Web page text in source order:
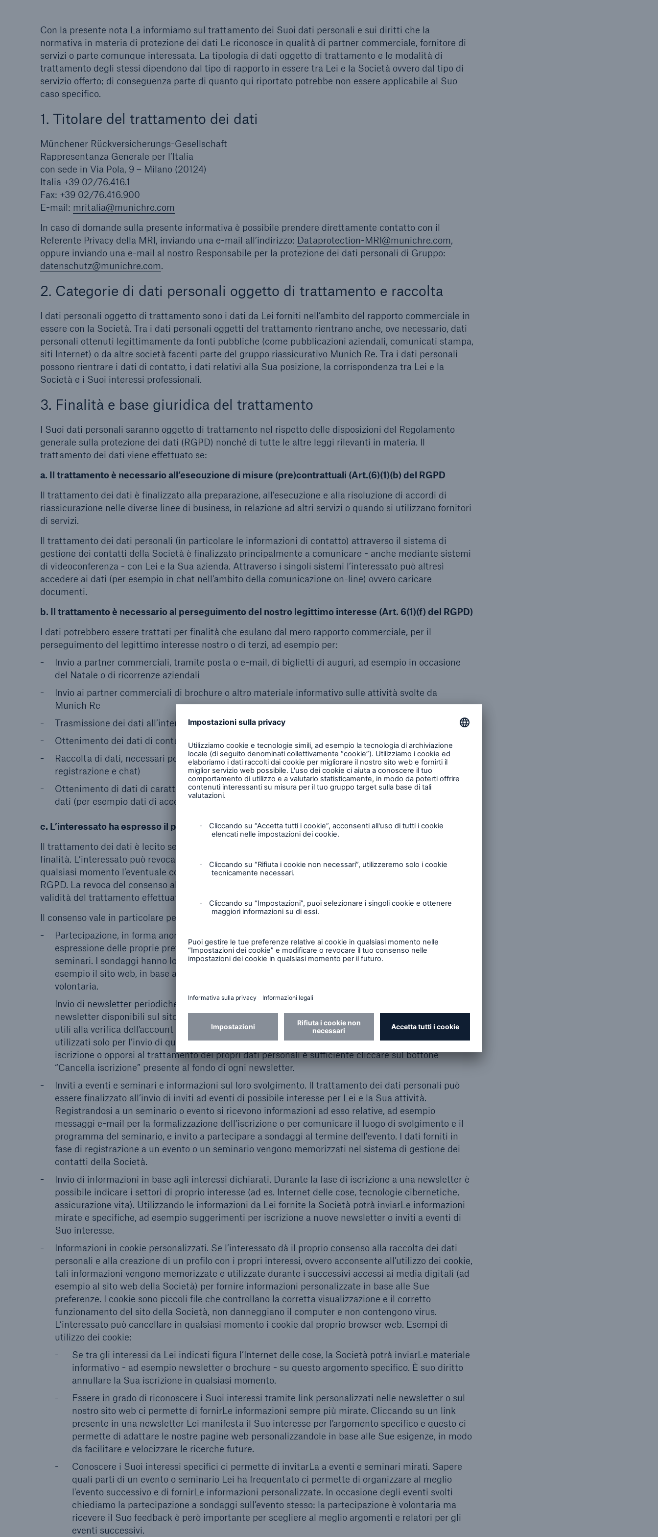
Con la presente nota La informiamo sul trattamento dei Suoi dati personali e sui diritti che la
normativa in materia di protezione dei dati Le riconosce in qualità di partner commerciale, fornitore di
servizi o parte comunque interessata. La tipologia di dati oggetto di trattamento e le modalità di
trattamento degli stessi dipendono dal tipo di rapporto in essere tra Lei e la Società ovvero dal tipo di
servizio offerto; di conseguenza parte di quanto qui riportato potrebbe non essere applicabile al Suo
caso specifico.
1. Titolare del trattamento dei dati
Münchener Rückversicherungs-Gesellschaft
Rappresentanza Generale per l’Italia
con sede in Via Pola, 9 – Milano (20124)
Italia +39 02/76.416.1
Fax: +39 02/76.416.900
E-mail: mritalia@munichre.com
In caso di domande sulla presente informativa è possibile prendere direttamente contatto con il
Referente Privacy della MRI, inviando una e-mail all’indirizzo: Dataprotection-MRI@munichre.com,
oppure inviando una e-mail al nostro Responsabile per la protezione dei dati personali di Gruppo:
datenschutz@munichre.com.
2. Categorie di dati personali oggetto di trattamento e raccolta
I dati personali oggetto di trattamento sono i dati da Lei forniti nell’ambito del rapporto commerciale in
essere con la Società. Tra i dati personali oggetti del trattamento rientrano anche, ove necessario, dati
personali ottenuti legittimamente da fonti pubbliche (come pubblicazioni aziendali, comunicati stampa,
siti Internet) o da altre società facenti parte del gruppo riassicurativo Munich Re. Tra i dati personali
possono rientrare i dati di contatto, i dati relativi alla Sua posizione, la corrispondenza tra Lei e la
Società e i Suoi interessi professionali.
3. Finalità e base giuridica del trattamento
I Suoi dati personali saranno oggetto di trattamento nel rispetto delle disposizioni del Regolamento
generale sulla protezione dei dati (RGPD) nonché di tutte le altre leggi rilevanti in materia. Il
trattamento dei dati viene effettuato se:
a. Il trattamento è necessario all’esecuzione di misure (pre)contrattuali (Art.(6)(1)(b) del RGPD
Il trattamento dei dati è finalizzato alla preparazione, all’esecuzione e alla risoluzione di accordi di
riassicurazione nelle diverse linee di business, in relazione ad altri servizi o quando si utilizzano fornitori
di servizi.
Il trattamento dei dati personali (in particolare le informazioni di contatto) attraverso il sistema di
gestione dei contatti della Società è finalizzato principalmente a comunicare - anche mediante sistemi
di videoconferenza - con Lei e la Sua azienda. Attraverso i singoli sistemi l’interessato può altresì
accedere ai dati (per esempio in chat nell’ambito della comunicazione on-line) ovvero caricare
documenti.
b. Il trattamento è necessario al perseguimento del nostro legittimo interesse (Art. 6(1)(f) del RGPD)
I dati potrebbero essere trattati per finalità che esulano dal mero rapporto commerciale, per il
perseguimento del legittimo interesse nostro o di terzi, ad esempio per:
Invio a partner commerciali, tramite posta o e-mail, di biglietti di auguri, ad esempio in occasione
del Natale o di ricorrenze aziendali
Invio ai partner commerciali di brochure o altro materiale informativo sulle attività svolte da
Munich Re
Trasmissione dei dati all’interno del Gruppo Munich Re nel sistema di gestione dei contatti
Ottenimento dei dati di contatto usando fonti disponibili pubblicamente
Raccolta di dati, necessari per consentire la partecipazione a eventi online (ad esempio, dati di
registrazione e chat)
Ottenimento di dati di carattere tecnico relativi alla comunicazione elettronica e allo scambio di
dati (per esempio dati di accesso)
c. L’interessato ha espresso il proprio consenso (Art. 6(1)(a) del RGPD)
Il trattamento dei dati è lecito se l’interessato ha espresso il proprio consenso per una o più specifiche
finalità. L’interessato può revocare il proprio consenso in qualsiasi momento; può revocare altresì in
qualsiasi momento l’eventuale consenso fornito prima del 25 maggio 2018, data di entrata in vigore del
RGPD. La revoca del consenso al trattamento dei dati vale tuttavia per il futuro e non inficia quindi la
validità del trattamento effettuato prima della revoca stessa.
Il consenso vale in particolare per:
Partecipazione, in forma anonima e non, a sondaggi per il miglioramento dei servizi offerti;
espressione delle proprie preferenze (argomenti trattati, relatori, eccetera) in occasione di eventi e
seminari. I sondaggi hanno lo scopo di ottimizzare gli strumenti di comunicazione della Società, ad
esempio il sito web, in base alle effettive esigenze degli utenti. La partecipazione ai sondaggi è
volontaria.
Invio di newsletter periodiche contenenti novità e informazioni su Munich Re. Per ricevere una delle
newsletter disponibili sul sito della Società è necessario fornire un indirizzo e-mail, le informazioni
utili alla verifica dell'account indicato e il consenso all’invio della newsletter. I dati forniti vengono
utilizzati solo per l’invio di quanto da Lei richiesto in fase di registrazione. Per annullare la propria
iscrizione o opporsi al trattamento dei propri dati personali è sufficiente cliccare sul bottone
“Cancella iscrizione” presente al fondo di ogni newsletter.
Inviti a eventi e seminari e informazioni sul loro svolgimento. Il trattamento dei dati personali può
essere finalizzato all’invio di inviti ad eventi di possibile interesse per Lei e la Sua attività.
Registrandosi a un seminario o evento si ricevono informazioni ad esso relative, ad esempio
messaggi e-mail per la formalizzazione dell’iscrizione o per comunicare il luogo di svolgimento e il
programma del seminario, e invito a partecipare a sondaggi al termine dell'evento. I dati forniti in
fase di registrazione a un evento o un seminario vengono memorizzati nel sistema di gestione dei
contatti della Società.
Invio di informazioni in base agli interessi dichiarati. Durante la fase di iscrizione a una newsletter è
possibile indicare i settori di proprio interesse (ad es. Internet delle cose, tecnologie cibernetiche,
assicurazione vita). Utilizzando le informazioni da Lei fornite la Società potrà inviarLe informazioni
mirate e specifiche, ad esempio suggerimenti per iscrizione a nuove newsletter o inviti a eventi di
Suo interesse.
Informazioni in cookie personalizzati. Se l’interessato dà il proprio consenso alla raccolta dei dati
personali e alla creazione di un profilo con i propri interessi, ovvero acconsente all’utilizzo dei cookie,
tali informazioni vengono memorizzate e utilizzate durante i successivi accessi ai media digitali (ad
esempio al sito web della Società) per fornire informazioni personalizzate in base alle Sue
preferenze. I cookie sono piccoli file che controllano la corretta visualizzazione e il corretto
funzionamento del sito della Società, non danneggiano il computer e non contengono virus.
L’interessato può cancellare in qualsiasi momento i cookie dal proprio browser web. Esempi di
utilizzo dei cookie:
Se tra gli interessi da Lei indicati figura l’Internet delle cose, la Società potrà inviarLe materiale
informativo - ad esempio newsletter o brochure - su questo argomento specifico. È suo diritto
annullare la Sua iscrizione in qualsiasi momento.
Essere in grado di riconoscere i Suoi interessi tramite link personalizzati nelle newsletter o sul
nostro sito web ci permette di fornirLe informazioni sempre più mirate. Cliccando su un link
presente in una newsletter Lei manifesta il Suo interesse per l'argomento specifico e questo ci
permette di adattare le nostre pagine web personalizzandole in base alle Sue esigenze, in modo
da facilitare e velocizzare le ricerche future.
Conoscere i Suoi interessi specifici ci permette di invitarLa a eventi e seminari mirati. Sapere
quali parti di un evento o seminario Lei ha frequentato ci permette di organizzare al meglio
l'evento successivo e di fornirLe informazioni personalizzate. In occasione degli eventi svolti
chiediamo la partecipazione a sondaggi sull’evento stesso: la partecipazione è volontaria ma
ricevere il Suo feedback è però importante per scegliere al meglio argomenti e relatori per gli
eventi successivi.